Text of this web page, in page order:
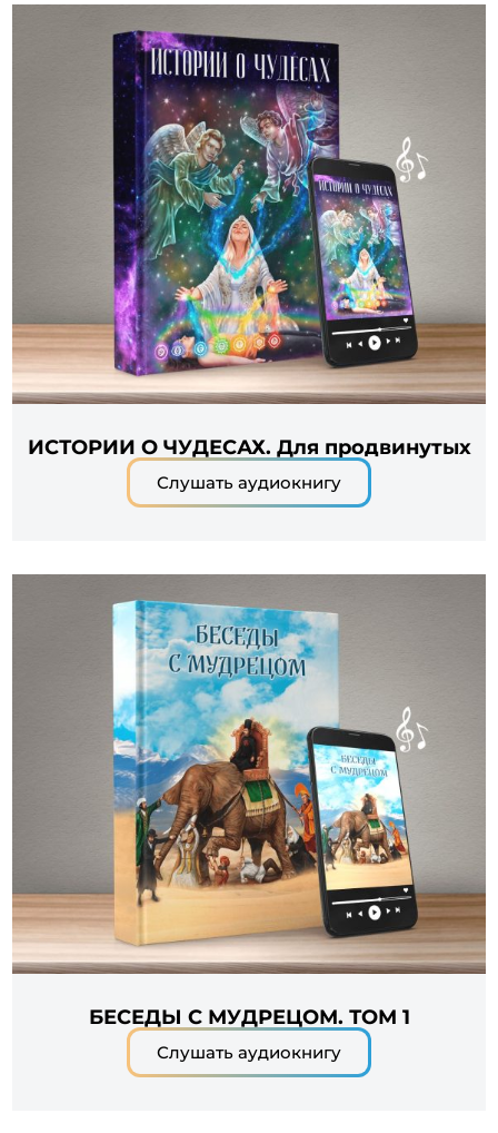
ИСТОРИИ О ЧУДЕСАХ. Для продвинутых
Слушать аудиокнигу
БЕСЕДЫ С МУДРЕЦОМ. ТОМ 1
Слушать аудиокнигу